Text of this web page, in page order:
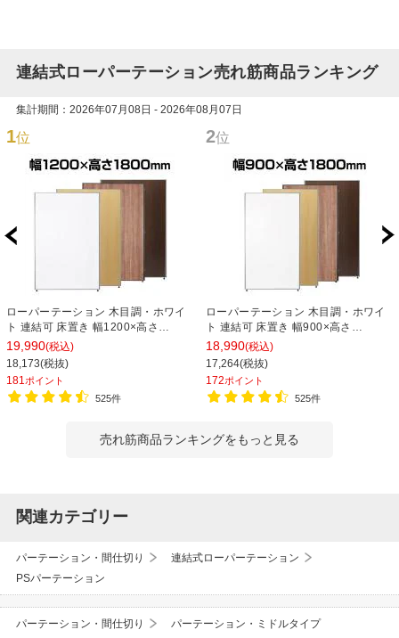
連結式ローパーテーション売れ筋商品ランキング
集計期間：2026年07月08日 - 2026年08月07日
1位
ローパーテーション 木目調・ホワイ
ト 連結可 床置き 幅1200×高さ
1800mm パーティション 衝立 間仕切
り オフィス 目隠し
19,990(税込)
18,173(税抜)
181 ポイント
525件
2位
ローパーテーション 木目調・ホワイ
ト 連結可 床置き 幅900×高さ
1800mm パーティション 衝立 間仕切
り オフィス 目隠し
18,990(税込)
17,264(税抜)
172ポイント
525件
売れ筋商品ランキングをもっと見る
関連カテゴリー
パーテーション・間仕切り
連結式ローパーテーション
PSパーテーション
パーテーション・間仕切り パーテーション・ミドルタイプ